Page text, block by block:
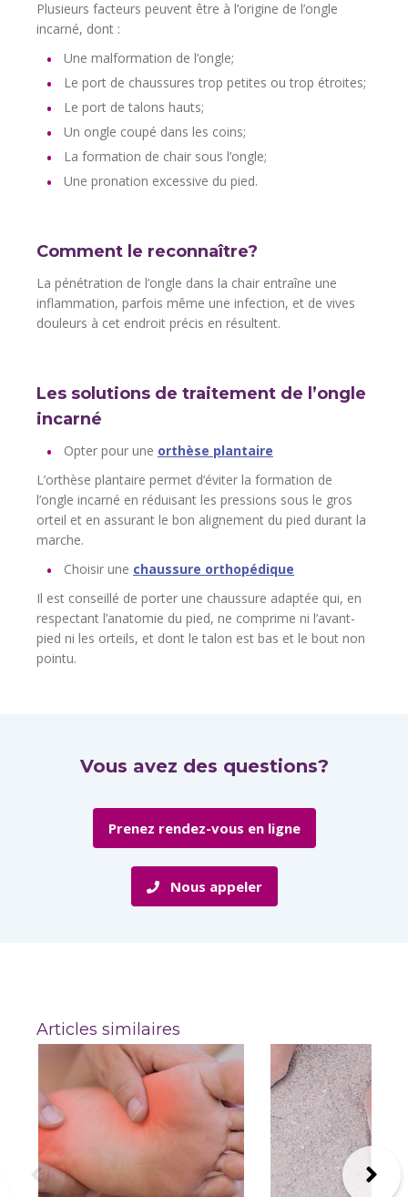
Plusieurs facteurs peuvent être à l’origine de l’ongle
incarné, dont :
Une malformation de l’ongle;
Le port de chaussures trop petites ou trop étroites;
Le port de talons hauts;
Un ongle coupé dans les coins;
La formation de chair sous l’ongle;
Une pronation excessive du pied.
Comment le reconnaître?
La pénétration de l’ongle dans la chair entraîne une
inflammation, parfois même une infection, et de vives
douleurs à cet endroit précis en résultent.
Les solutions de traitement de l’ongle
incarné
Opter pour une orthèse plantaire
L’orthèse plantaire permet d’éviter la formation de
l’ongle incarné en réduisant les pressions sous le gros
orteil et en assurant le bon alignement du pied durant la
marche.
Choisir une chaussure orthopédique
Il est conseillé de porter une chaussure adaptée qui, en
respectant l’anatomie du pied, ne comprime ni l’avant-
pied ni les orteils, et dont le talon est bas et le bout non
pointu.
Vous avez des questions?
Prenez rendez-vous en ligne
Nous appeler
Articles similaires
Previous